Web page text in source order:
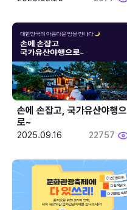
손에 손잡고, 국가유산야행으
로~
2025.09.16 22757